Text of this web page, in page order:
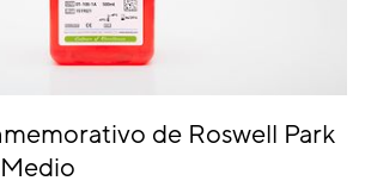
de Roswell Park